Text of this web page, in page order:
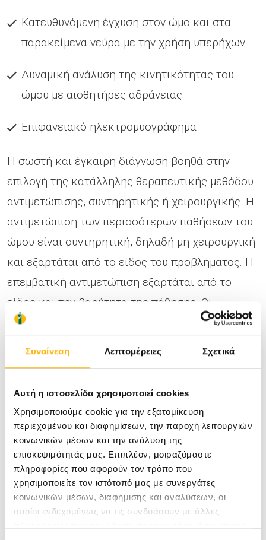
Συναίνεση Λεπτομέρειες Σχετικά
Αυτή η ιστοσελίδα χρησιμοποιεί cookies
Χρησιμοποιούμε cookie για την εξατομίκευση
περιεχομένου και διαφημίσεων, την παροχή λειτουργιών
κοινωνικών μέσων και την ανάλυση της
επισκεψιμότητάς μας. Επιπλέον, μοιραζόμαστε
πληροφορίες που αφορούν τον τρόπο που
χρησιμοποιείτε τον ιστότοπό μας με συνεργάτες
κοινωνικών μέσων, διαφήμισης και αναλύσεων, οι
οποίοι ενδεχομένως να τις συνδυάσουν με άλλες
Κατευθυνόμενη έγχυση στον ώμο και στα
παρακείμενα νεύρα με την χρήση υπερήχων
Δυναμική ανάλυση της κινητικότητας του
ώμου με αισθητήρες αδράνειας
Επιφανειακό ηλεκτρομυογράφημα
Η σωστή και έγκαιρη διάγνωση βοηθά στην
επιλογή της κατάλληλης θεραπευτικής μεθόδου
αντιμετώπισης, συντηρητικής ή χειρουργικής. Η
αντιμετώπιση των περισσότερων παθήσεων του
ώμου είναι συντηρητική, δηλαδή μη χειρουργική
και εξαρτάται από το είδος του προβλήματος. Η
επεμβατική αντιμετώπιση εξαρτάται από το
είδος και την βαρύτητα της πάθησης. Οι
παθήσεις του ώμου αντιμετωπίζονται συνήθως
αρθρίτιδα τότε είναι δυνατό να πραγματοποιηθεί
αρθροπλαστική του ώμου.
Η εξειδίκευση και η μακρά εμπειρία της
χειρουργικής ομάδας προσφέρουν ένα πλήρες
φάσμα θεραπειών για ασθενείς όλων των